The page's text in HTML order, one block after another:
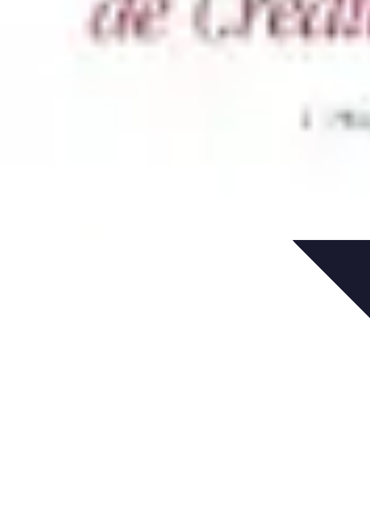
Calcul de Rachat Calcul et Estimation Calcul et optimisationAstuce et Conseils